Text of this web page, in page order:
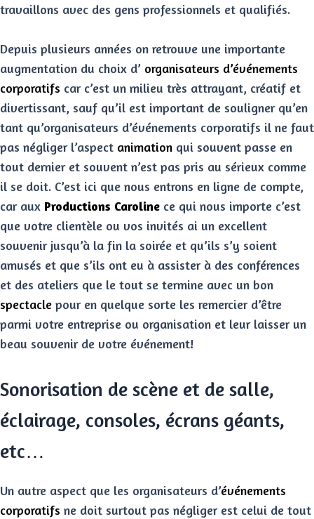
travaillons avec des gens professionnels et qualifiés.
Depuis plusieurs années on retrouve une importante
augmentation du choix d’ organisateurs d’événements
corporatifs car c’est un milieu très attrayant, créatif et
divertissant, sauf qu’il est important de souligner qu’en
tant qu’organisateurs d’événements corporatifs il ne faut
pas négliger l’aspect animation qui souvent passe en
tout dernier et souvent n’est pas pris au sérieux comme
il se doit. C’est ici que nous entrons en ligne de compte,
car aux Productions Caroline ce qui nous importe c’est
que votre clientèle ou vos invités ai un excellent
souvenir jusqu’à la fin la soirée et qu’ils s’y soient
amusés et que s’ils ont eu à assister à des conférences
et des ateliers que le tout se termine avec un bon
spectacle pour en quelque sorte les remercier d’être
parmi votre entreprise ou organisation et leur laisser un
beau souvenir de votre événement!
Sonorisation de scène et de salle,
éclairage, consoles, écrans géants,
etc…
Un autre aspect que les organisateurs d’événements
corporatifs ne doit surtout pas négliger est celui de tout